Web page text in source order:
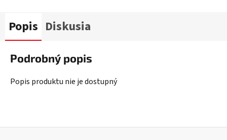
Popis Diskusia
Podrobný popis
Popis produktu nie je dostupný